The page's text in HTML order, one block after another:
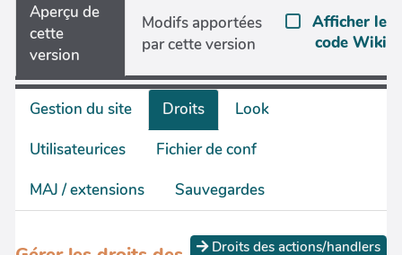
Aperçu de
cette
version
Modifs apportées
par cette version
Afficher le
code Wiki